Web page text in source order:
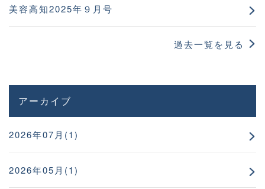
美容高知2025年９月号
過去一覧を見る
アーカイブ
2026年07月(1)
2026年05月(1)